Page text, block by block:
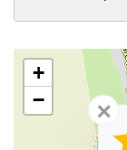
+
−
✕